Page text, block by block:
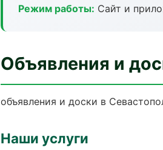
Режим работы: Сайт и
Объявления и
объявления и доски в
Наши услуги